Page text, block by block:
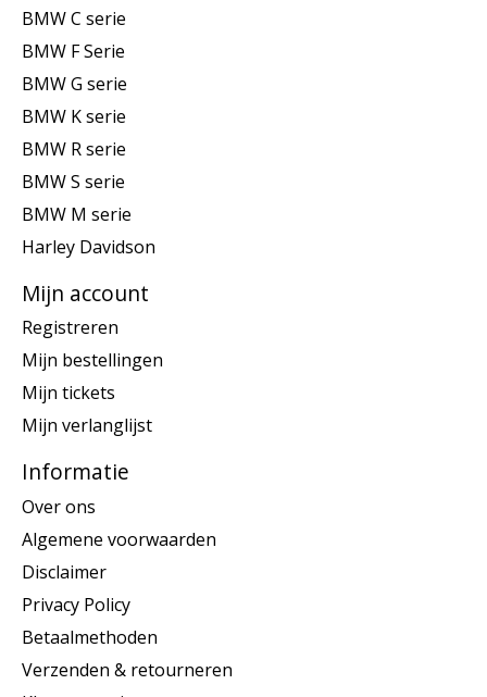
BMW C serie
BMW F Serie
BMW G serie
BMW K serie
BMW R serie
BMW S serie
BMW M serie
Harley Davidson
Mijn account
Registreren
Mijn bestellingen
Mijn tickets
Mijn verlanglijst
Informatie
Over ons
Algemene voorwaarden
Disclaimer
Privacy Policy
Betaalmethoden
Verzenden & retourneren